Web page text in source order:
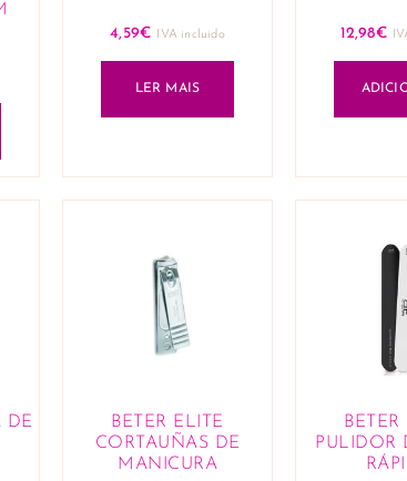
4,59€ IVA incluido
LER MAIS
12,98€
DE
BETER ELITE
CORTAUÑAS DE
MANICURA
BETER
PULIDOR